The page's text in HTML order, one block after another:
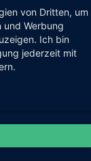
von Dritten, um
und Werbung
Ich bin
jederzeit mit